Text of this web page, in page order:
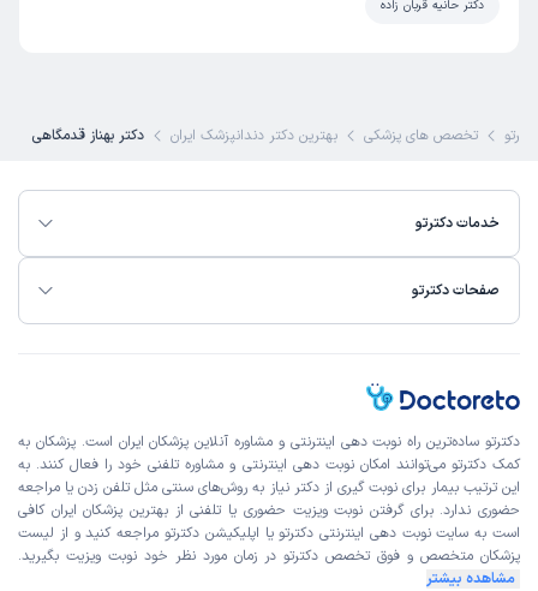
دکتر حانیه قربان زاده
دکترتو تخصص های پزشکی بهترین دکتر دندانپزشک ایران دکتر بهناز قدمگاهی
خدمات دکترتو
صفحات دکترتو
دکترتو ساده‌ترین راه نوبت‌ دهی اینترنتی و مشاوره آنلاین پزشکان ایران است. پزشکان به
کمک دکترتو می‌توانند امکان نوبت دهی اینترنتی و مشاوره تلفنی خود را فعال کنند. به
این ترتیب بیمار برای نوبت گیری از دکتر نیاز به روش‌های سنتی مثل تلفن زدن یا مراجعه
حضوری ندارد. برای گرفتن نوبت ویزیت حضوری یا تلفنی از بهترین پزشکان ایران کافی
است به سایت نوبت دهی اینترنتی دکترتو یا اپلیکیشن دکترتو مراجعه کنید و از لیست
پزشکان متخصص و فوق تخصص دکترتو در زمان مورد نظر خود نوبت ویزیت بگیرید.
مشاهده بیشتر